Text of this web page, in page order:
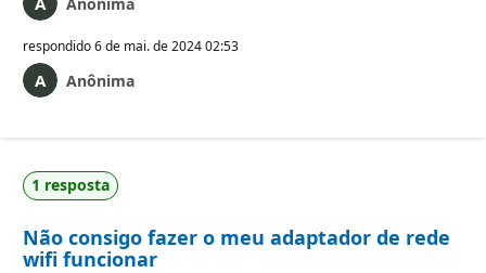
respondido6 de mai. de 2024 02:53
Anônima
1 resposta
Não consigo fazer o meu adaptador de rede
wifi funcionar